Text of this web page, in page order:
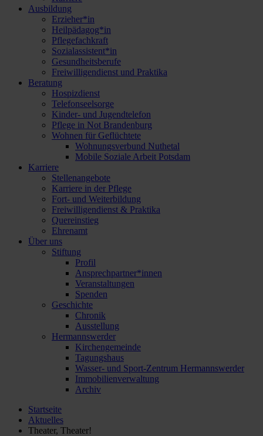
Ausbildung
Erzieher*in
Heilpädagog*in
Pflegefachkraft
Sozialassistent*in
Gesundheitsberufe
Freiwilligendienst und Praktika
Beratung
Hospizdienst
Telefonseelsorge
Kinder- und Jugendtelefon
Pflege in Not Brandenburg
Wohnen für Geflüchtete
Wohnungsverbund Nuthetal
Mobile Soziale Arbeit Potsdam
Karriere
Stellenangebote
Karriere in der Pflege
Fort- und Weiterbildung
Freiwilligendienst & Praktika
Quereinstieg
Ehrenamt
Über uns
Stiftung
Profil
Ansprechpartner*innen
Veranstaltungen
Spenden
Geschichte
Chronik
Ausstellung
Hermannswerder
Kirchengemeinde
Tagungshaus
Wasser- und Sport-Zentrum Hermannswerder
Immobilienverwaltung
Archiv
Startseite
Aktuelles
Theater, Theater!